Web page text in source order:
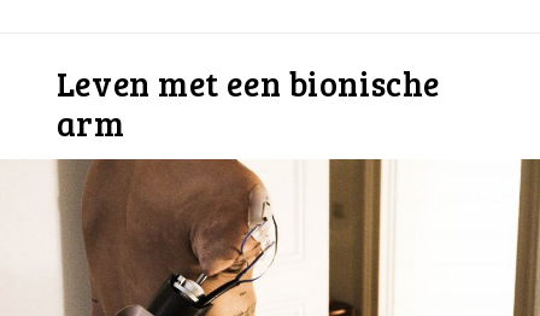
Leven met een bionische
arm